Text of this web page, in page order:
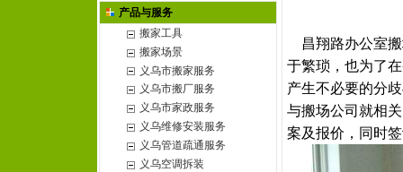
产品与服务
搬家工具
搬家场景
义乌市搬家服务
义乌市搬厂服务
义乌市家政服务
义乌维修安装服务
义乌管道疏通服务
义乌空调拆装
昌翔路办公室搬
于繁琐，也为了
产生不必要的分
与搬场公司就相
案及报价，同时